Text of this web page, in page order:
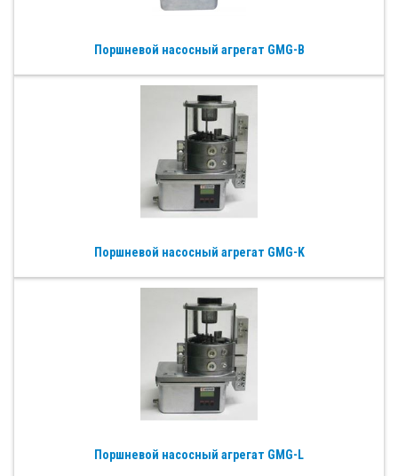
Поршневой насосный агрегат GMG-B
Поршневой насосный агрегат GMG-K
Поршневой насосный агрегат GMG-L